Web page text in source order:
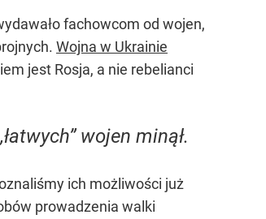
fachowcom od wojen,
Wojna w Ukrainie
jest Rosja, a nie rebelianci
wojen minął.
ich możliwości już
prowadzenia walki